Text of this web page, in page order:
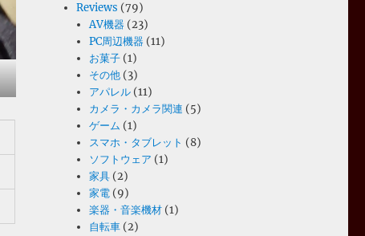
Reviews (79)
AV機器 (23)
PC周辺機器 (11)
お菓子 (1)
その他 (3)
アパレル (11)
カメラ・カメラ関連 (5)
ゲーム (1)
スマホ・タブレット (8)
ソフトウェア (1)
家具 (2)
家電 (9)
楽器・音楽機材 (1)
自転車 (2)